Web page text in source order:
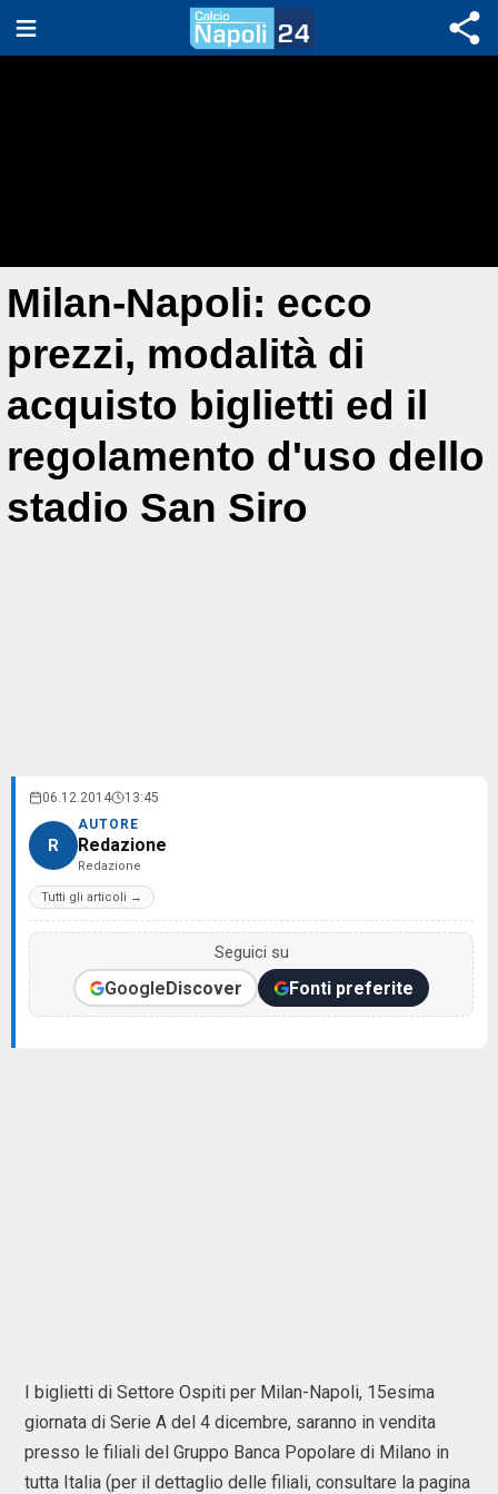
Milan-Napoli: ecco
prezzi, modalità di
acquisto biglietti ed il
regolamento d'uso dello
stadio San Siro
06.12.2014 13:45
R
AUTORE
Redazione
Redazione
Tutti gli articoli →
Seguici su
GoogleDiscover Fonti preferite
I biglietti di Settore Ospiti per Milan-Napoli, 15esima
giornata di Serie A del 4 dicembre, saranno in vendita
presso le filiali del Gruppo Banca Popolare di Milano in
tutta Italia (per il dettaglio delle filiali, consultare la pagina